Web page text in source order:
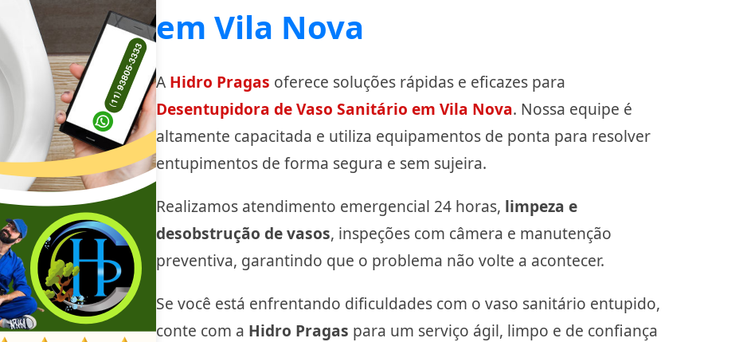
em Vila Nova
A Hidro Pragas oferece soluções rápidas e eficazes para
Desentupidora de Vaso Sanitário em Vila Nova. Nossa equipe é
altamente capacitada e utiliza equipamentos de ponta para resolver
entupimentos de forma segura e sem sujeira.
Realizamos atendimento emergencial 24 horas, limpeza e
desobstrução de vasos, inspeções com câmera e manutenção
preventiva, garantindo que o problema não volte a acontecer.
Se você está enfrentando dificuldades com o vaso sanitário entupido,
conte com a Hidro Pragas para um serviço ágil, limpo e de confiança